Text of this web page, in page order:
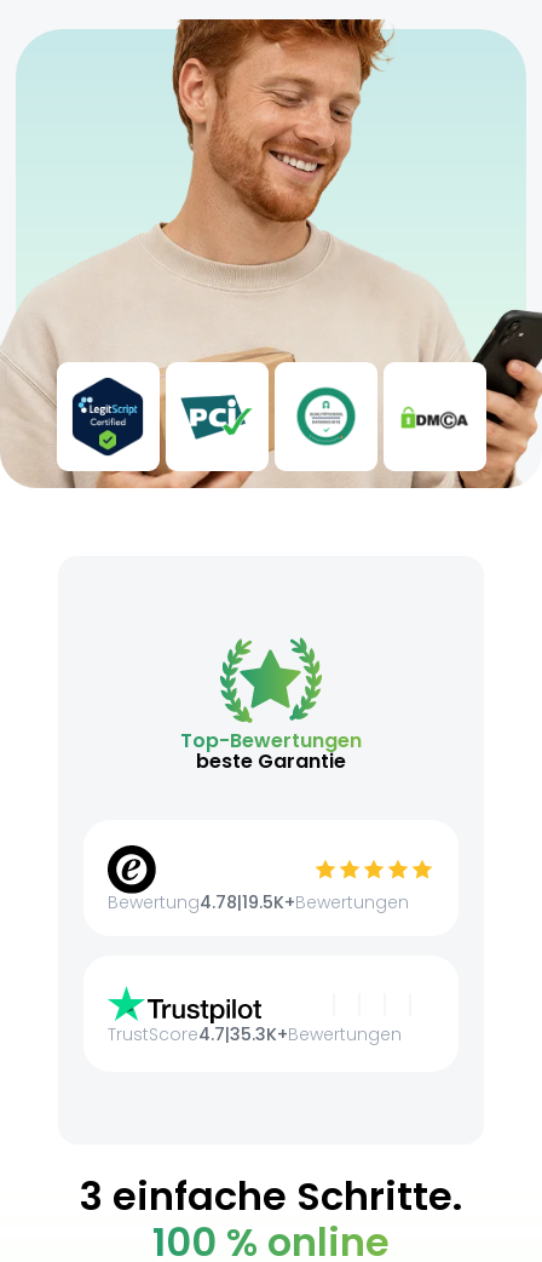
Top-Bewertungen
beste Garantie
Bewertung4.78|19.5K+Bewertungen
TrustScore4.7|35.3K+Bewertungen
3 einfache Schritte.
100 % online